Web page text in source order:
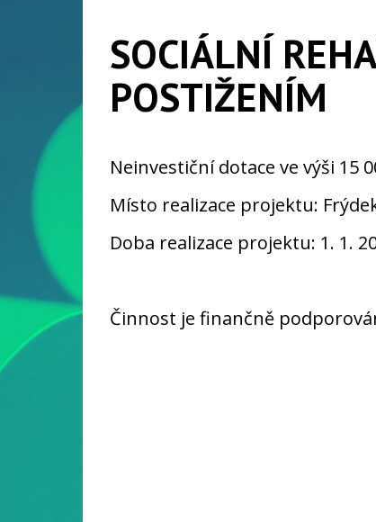
SOCIÁLNÍ
POSTIŽENÍM
Neinvestiční dotace ve výši 15
Místo realizace projektu:
Doba realizace projektu: 1. 1.
Činnost je finančně